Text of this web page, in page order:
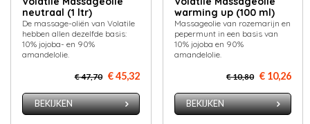
neutraal (1 ltr)
De massage-oliën van Volatile
hebben allen dezelfde basis:
10% jojoba- en 90%
amandelolie.
€ 47,70 € 45,32
BEKIJKEN
warming up (100 ml)
Massageolie van rozemarijn en
pepermunt in een basis van
10% jojoba en 90%
amandelolie.
€ 10,80 € 10,26
BEKIJKEN